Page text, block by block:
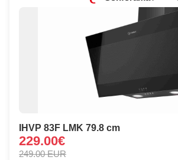
IHVP 83F LMK 79.8 cm
229.00€
249.00 EUR